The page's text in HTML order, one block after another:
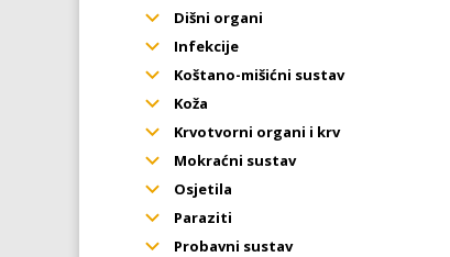
Dišni organi
Infekcije
Koštano-mišićni sustav
Koža
Krvotvorni organi i krv
Mokraćni sustav
Osjetila
Paraziti
Probavni sustav